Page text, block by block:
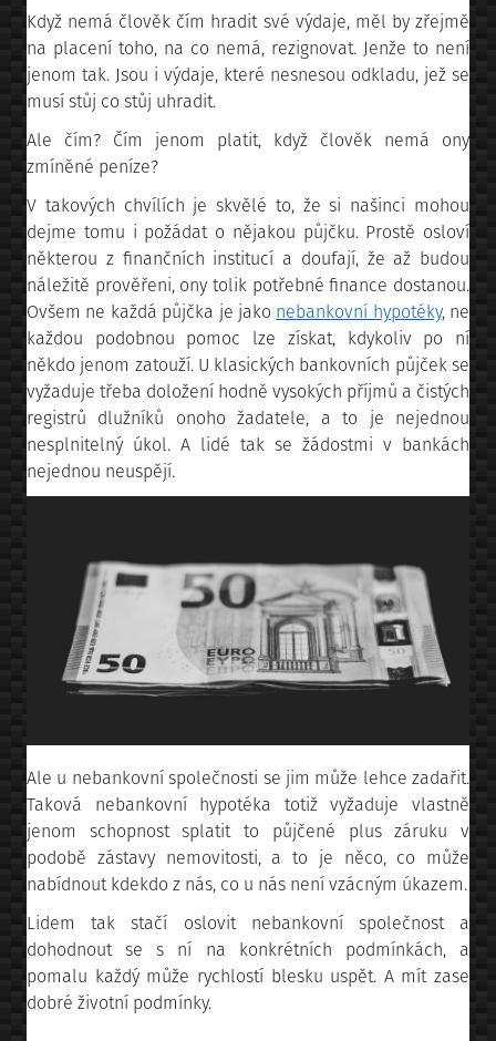
Když nemá člověk čím hradit své výdaje, měl by zřejmě
na placení toho, na co nemá, rezignovat. Jenže to není
jenom tak. Jsou i výdaje, které nesnesou odkladu, jež se
musí stůj co stůj uhradit.
Ale čím? Čím jenom platit, když člověk nemá ony
zmíněné peníze?
V takových chvílích je skvělé to, že si našinci mohou
dejme tomu i požádat o nějakou půjčku. Prostě osloví
některou z finančních institucí a doufají, že až budou
náležitě prověřeni, ony tolik potřebné finance dostanou.
Ovšem ne každá půjčka je jako nebankovní hypotéky, ne
každou podobnou pomoc lze získat, kdykoliv po ní
někdo jenom zatouží. U klasických bankovních půjček se
vyžaduje třeba doložení hodně vysokých příjmů a čistých
registrů dlužníků onoho žadatele, a to je nejednou
nesplnitelný úkol. A lidé tak se žádostmi v bankách
nejednou neuspějí.
Ale u nebankovní společnosti se jim může lehce zadařit.
Taková nebankovní hypotéka totiž vyžaduje vlastně
jenom schopnost splatit to půjčené plus záruku v
podobě zástavy nemovitosti, a to je něco, co může
nabídnout kdekdo z nás, co u nás není vzácným úkazem.
Lidem tak stačí oslovit nebankovní společnost a
dohodnout se s ní na konkrétních podmínkách, a
pomalu každý může rychlostí blesku uspět. A mít zase
dobré životní podmínky.